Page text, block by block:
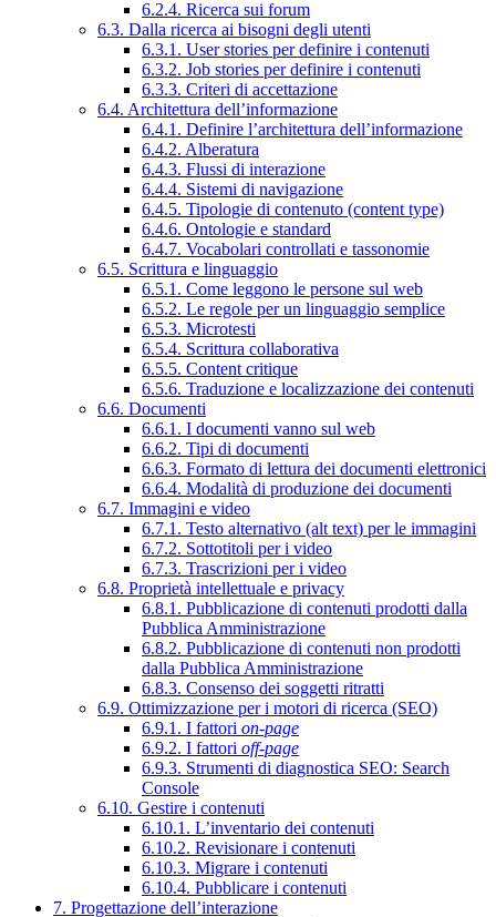
6.2.4. Ricerca sui forum
6.3. Dalla ricerca ai bisogni degli utenti
6.3.1. User stories per definire i contenuti
6.3.2. Job stories per definire i contenuti
6.3.3. Criteri di accettazione
6.4. Architettura dell’informazione
6.4.1. Definire l’architettura dell’informazione
6.4.2. Alberatura
6.4.3. Flussi di interazione
6.4.4. Sistemi di navigazione
6.4.5. Tipologie di contenuto (content type)
6.4.6. Ontologie e standard
6.4.7. Vocabolari controllati e tassonomie
6.5. Scrittura e linguaggio
6.5.1. Come leggono le persone sul web
6.5.2. Le regole per un linguaggio semplice
6.5.3. Microtesti
6.5.4. Scrittura collaborativa
6.5.5. Content critique
6.5.6. Traduzione e localizzazione dei contenuti
6.6. Documenti
6.6.1. I documenti vanno sul web
6.6.2. Tipi di documenti
6.6.3. Formato di lettura dei documenti elettronici
6.6.4. Modalità di produzione dei documenti
6.7. Immagini e video
6.7.1. Testo alternativo (alt text) per le immagini
6.7.2. Sottotitoli per i video
6.7.3. Trascrizioni per i video
6.8. Proprietà intellettuale e privacy
6.8.1. Pubblicazione di contenuti prodotti dalla
Pubblica Amministrazione
6.8.2. Pubblicazione di contenuti non prodotti
dalla Pubblica Amministrazione
6.8.3. Consenso dei soggetti ritratti
6.9. Ottimizzazione per i motori di ricerca (SEO)
6.9.1. I fattori on-page
6.9.2. I fattori off-page
6.9.3. Strumenti di diagnostica SEO: Search
Console
6.10. Gestire i contenuti
6.10.1. L’inventario dei contenuti
6.10.2. Revisionare i contenuti
6.10.3. Migrare i contenuti
6.10.4. Pubblicare i contenuti
7. Progettazione dell’interazione